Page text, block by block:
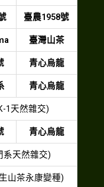
臺農1958號
臺灣山茶
青心烏龍
青心烏龍
1天然雜交)
青心烏龍
系天然雜交)
山茶永康變種)